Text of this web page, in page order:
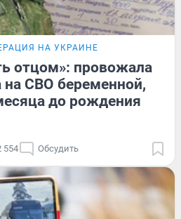
НА УКРАИНЕ
отцом»: провожала
СВО беременной,
до рождения
554 Обсудить